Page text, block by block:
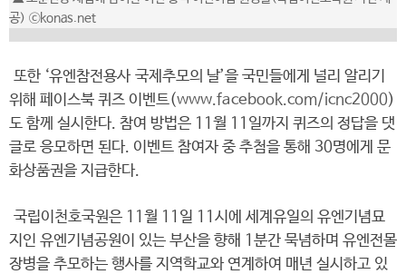
공) ⓒkonas.net
또한 ‘유엔참전용사 국제추모의 날’을 국민들에게 널리 알리기
위해 페이스북 퀴즈 이벤트(www.facebook.com/icnc2000)
도 함께 실시한다. 참여 방법은 11월 11일까지 퀴즈의 정답을 댓
글로 응모하면 된다. 이벤트 참여자 중 추첨을 통해 30명에게 문
화상품권을 지급한다.
국립이천호국원은 11월 11일 11시에 세계유일의 유엔기념묘
지인 유엔기념공원이 있는 부산을 향해 1분간 묵념하며 유엔전몰
장병을 추모하는 행사를 지역학교와 연계하여 매년 실시하고 있